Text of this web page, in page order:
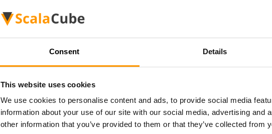
Consent Details
This website uses cookies
We use cookies to personalise content and ads, to provide social media
information about your use of our site with our social media, advertising and
other information that you’ve provided to them or that they’ve collected from
Cách tạo
→ Máy chủ trò chơi →